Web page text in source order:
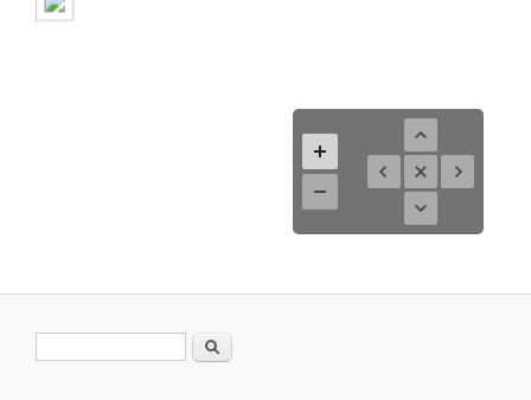
Formulario de búsqueda
Buscar